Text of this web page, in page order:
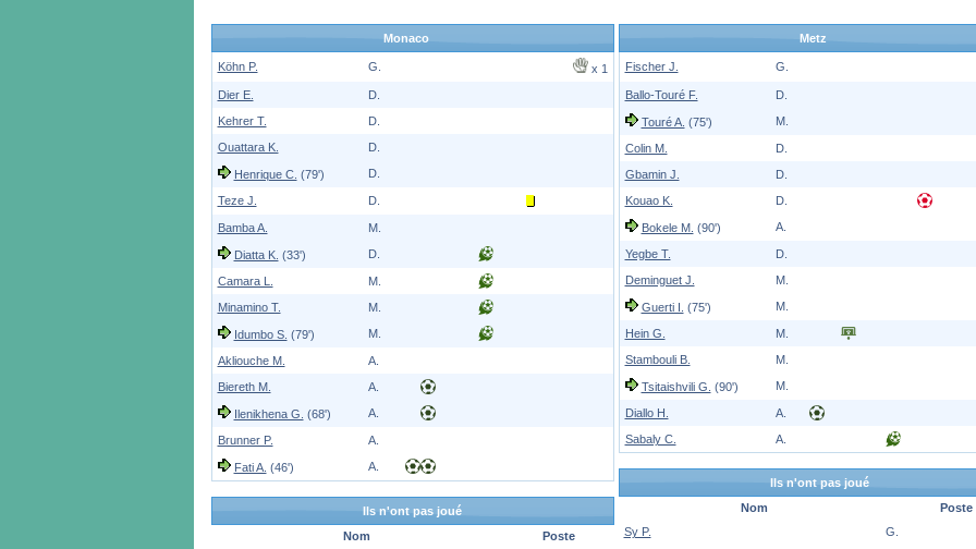
Monaco
Köhn P. G.
x 1
Dier E.
D.
Kehrer T.
D.
Ouattara K.
D.
Henrique C. (79') D.
Teze J. D.
Bamba A. M.
Diatta K. (33') D.
Camara L.
M.
Minamino T.
M.
Idumbo S. (79') M.
Akliouche M.
A.
Biereth M.
A.
Ilenikhena G. (68') A.
Brunner P. A.
Fati A. (46') A.
Ils n'ont pas joué
Nom
Poste
Metz
Fischer J. G.
Ballo-Touré F. D.
Touré A. (75') M.
Colin M.
D.
Gbamin J.
D.
Kouao K.
D.
Bokele M. (90') A.
Yegbe T.
D.
Deminguet J.
M.
Guerti I. (75') M.
Hein G.
M.
Stambouli B.
M.
Tsitaishvili G. (90') M.
Diallo H.
A.
Sabaly C.
A.
Ils n'ont pas joué
Nom
Poste
Sy P.
G.